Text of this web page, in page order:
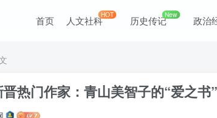
首页 人文社科HOT 历史传记New 政治
热门作家：青山美智子的“爱之书”